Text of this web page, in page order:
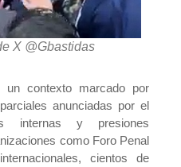
X @Gbastidas
contexto marcado por
anunciadas por el
internas y presiones
como Foro Penal
cientos de